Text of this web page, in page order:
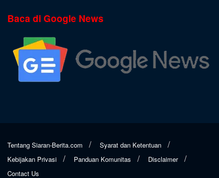
Baca di Google News
Tentang Siaran-Berita.com
Syarat dan Ketentuan
Kebijakan Privasi
Panduan Komunitas
Disclaimer
Contact Us